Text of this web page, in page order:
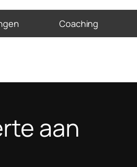
Coaching
aan